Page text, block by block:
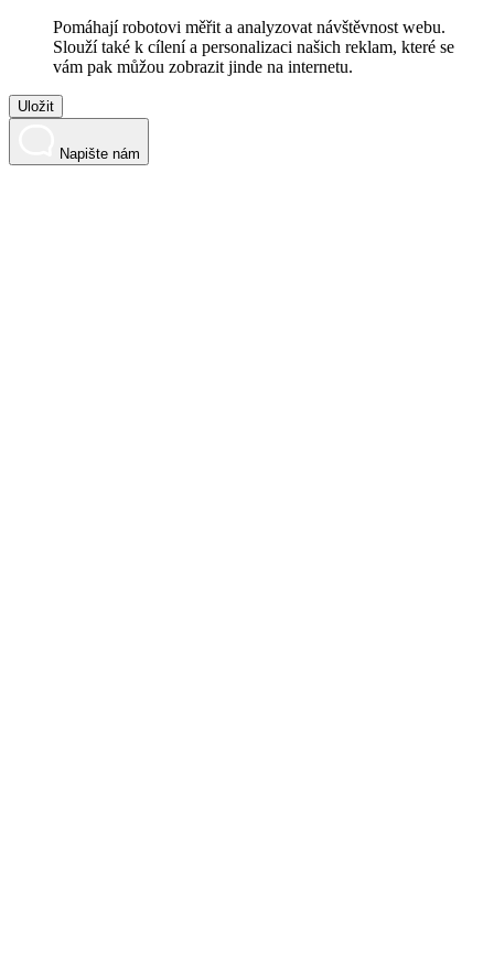
Pomáhají robotovi měřit a analyzovat návštěvnost webu.
Slouží také k cílení a personalizaci našich reklam, které se
vám pak můžou zobrazit jinde na internetu.
Uložit
Napište nám